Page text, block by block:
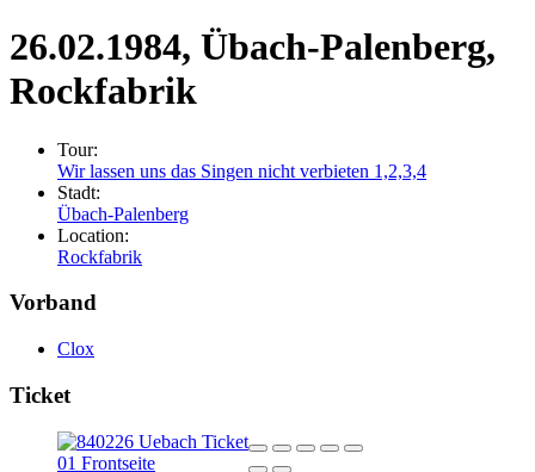
26.02.1984, Übach-Palenberg,
Rockfabrik
Tour:
Wir lassen uns das Singen nicht verbieten 1,2,3,4
Stadt:
Übach-Palenberg
Location:
Rockfabrik
Vorband
Clox
Ticket